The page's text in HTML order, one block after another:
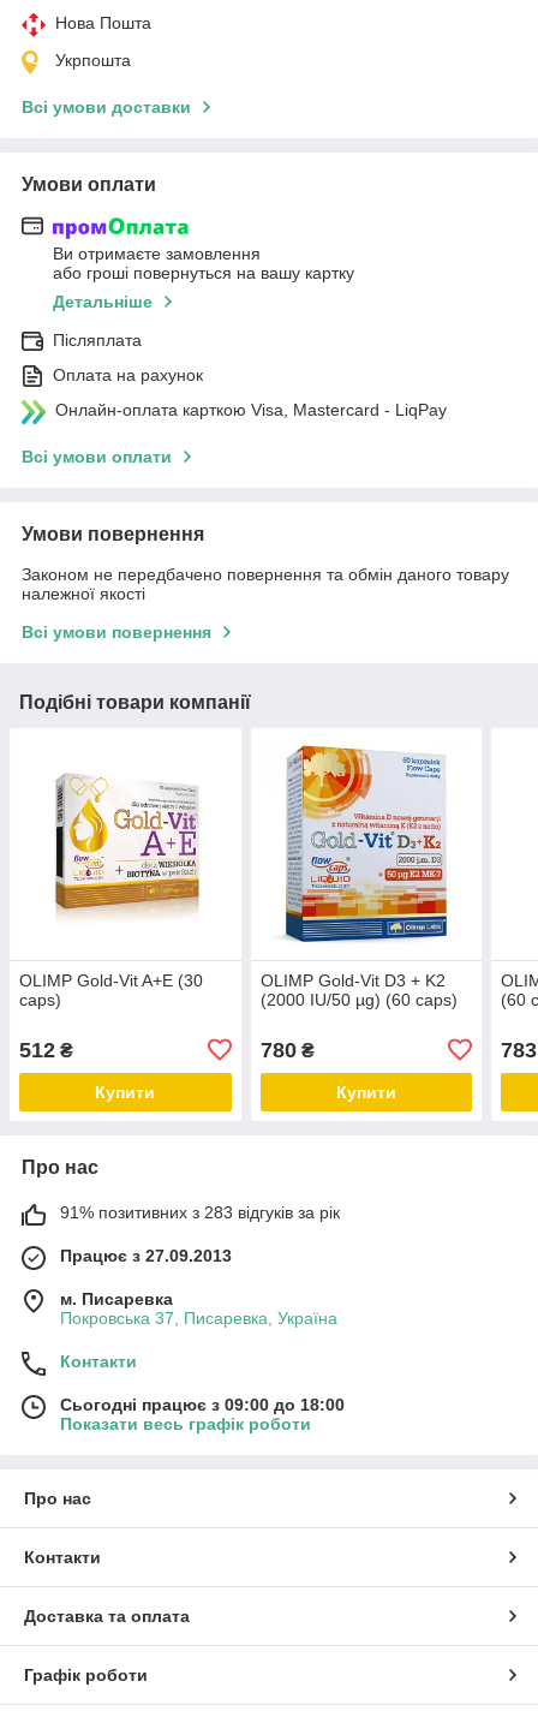
Нова Пошта
Укрпошта
Всі умови доставки
Умови оплати
Ви отримаєте замовлення
або гроші повернуться на вашу картку
Детальніше
Післяплата
Оплата на рахунок
Онлайн-оплата карткою Visa, Mastercard - LiqPay
Всі умови оплати
Умови повернення
Законом не передбачено повернення та обмін даного товару
належної якості
Всі умови повернення
Подібні товари компанії
OLIMP Gold-Vit A+E (30
caps)
512 ₴
Купити
OLIMP Gold-Vit D3 + K2
(2000 IU/50 µg) (60 caps)
780₴
Купити
(60
783
Про нас
91% позитивних з 283 відгуків за рік
Працює з 27.09.2013
м. Писаревка
Покровська 37, Писаревка, Україна
Контакти
Сьогодні працює з 09:00 до 18:00
Показати весь графік роботи
Про нас
Контакти
Доставка та оплата
Графік роботи